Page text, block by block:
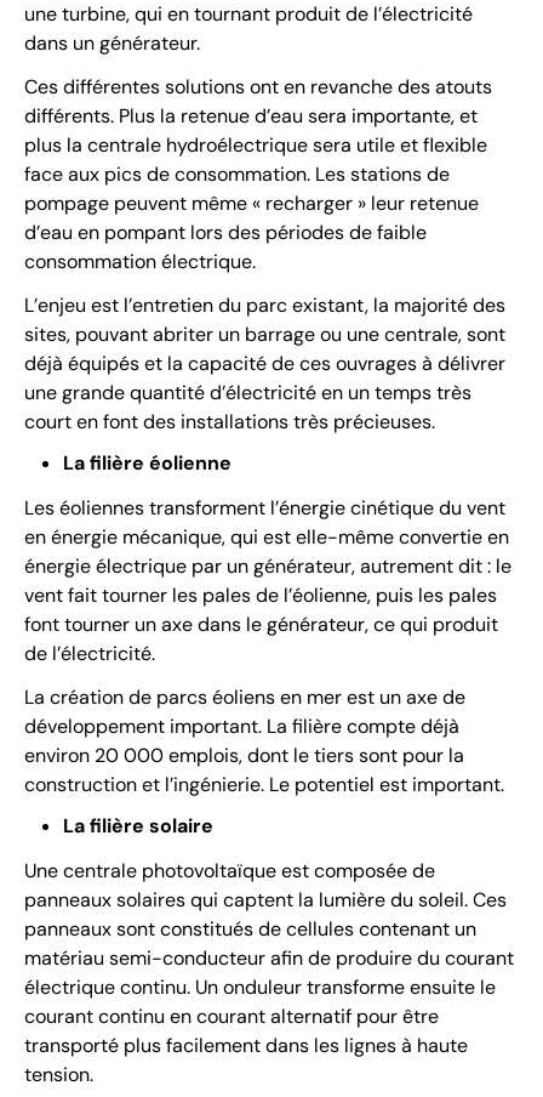
une turbine, qui en tournant produit de l’électricité
dans un générateur.
Ces différentes solutions ont en revanche des atouts
différents. Plus la retenue d’eau sera importante, et
plus la centrale hydroélectrique sera utile et flexible
face aux pics de consommation. Les stations de
pompage peuvent même « recharger » leur retenue
d’eau en pompant lors des périodes de faible
consommation électrique.
L’enjeu est l’entretien du parc existant, la majorité des
sites, pouvant abriter un barrage ou une centrale, sont
déjà équipés et la capacité de ces ouvrages à délivrer
une grande quantité d’électricité en un temps très
court en font des installations très précieuses.
La filière éolienne
Les éoliennes transforment l’énergie cinétique du vent
en énergie mécanique, qui est elle-même convertie en
énergie électrique par un générateur, autrement dit : le
vent fait tourner les pales de l’éolienne, puis les pales
font tourner un axe dans le générateur, ce qui produit
de l’électricité.
La création de parcs éoliens en mer est un axe de
développement important. La filière compte déjà
environ 20 000 emplois, dont le tiers sont pour la
construction et l’ingénierie. Le potentiel est important.
La filière solaire
Une centrale photovoltaïque est composée de
panneaux solaires qui captent la lumière du soleil. Ces
panneaux sont constitués de cellules contenant un
matériau semi-conducteur afin de produire du courant
électrique continu. Un onduleur transforme ensuite le
courant continu en courant alternatif pour être
transporté plus facilement dans les lignes à haute
tension.